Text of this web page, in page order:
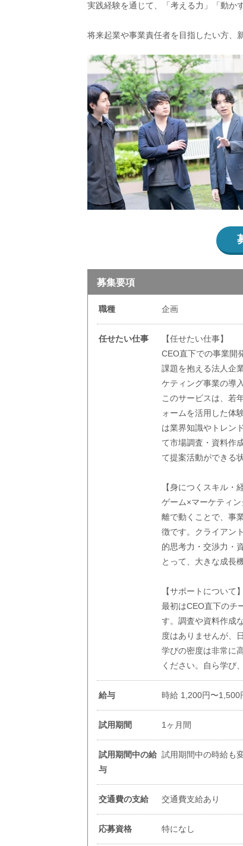
実践経験を通じて、「考える力」「動か
将来起業や事業責任者を目指したい方、
募集要項
職種 企画
任せたい仕事
【任せたい仕事】
CEO直下での事業開
課題を抱える法人企
ケティング事業の導
このサービスは、若
ォームを活用した体
は業界知識やトレン
て市場調査・資料作
て提案活動ができる
【身につくスキル・
ゲーム×マーケティ
離で動くことで、事
徴です。クライアン
的思考力・交渉力・
とって、大きな成長
【サポートについて】
最初はCEO直下のチ
す。調査や資料作成
度はありませんが、
学びの密度は非常に
ください。自ら学び
給与 時給 1,200円〜1,500
試用期間 1ヶ月間
試用期間中の給
与
試用期間中の時給も
交通費の支給 交通費支給あり
応募資格 特になし